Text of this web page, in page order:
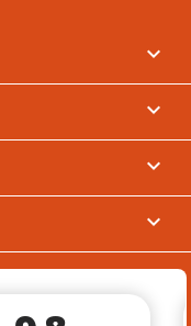



keyboard_arrow_down